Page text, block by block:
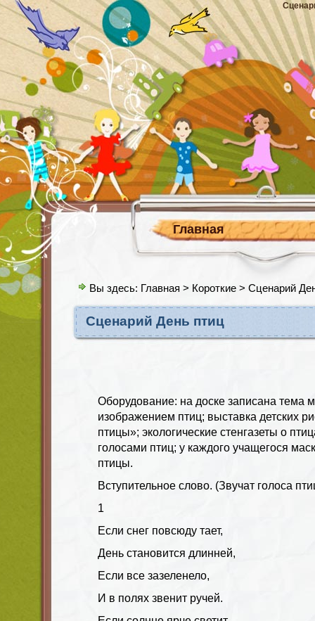
Главная
Вы здесь: Главная > Короткие > Сценарий
Сценарий День птиц
Оборудование: на доске записана тема
изображением птиц; выставка детских
птицы»; экологические стенгазеты о
голосами птиц; у каждого учащегося
птицы.
Вступительное слово. (Звучат голоса
1
Если снег повсюду тает,
День становится длинней,
Если все зазеленело,
И в полях звенит ручей.